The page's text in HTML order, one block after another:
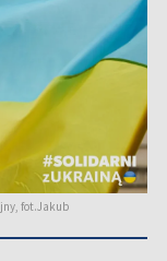
fot.Jakub